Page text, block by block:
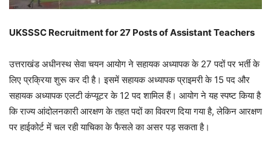
UKSSSC Recruitment for 27 Posts of Assistant Teachers
उत्तराखंड अधीनस्थ सेवा चयन आयोग ने सहायक अध्यापक के 27 पदों पर भर्ती के
लिए प्रक्रिया शुरू कर दी है। इसमें सहायक अध्यापक प्राइमरी के 15 पद और
सहायक अध्यापक एलटी कंप्यूटर के 12 पद शामिल हैं। आयोग ने यह स्पष्ट किया है
कि राज्य आंदोलनकारी आरक्षण के तहत पदों का विवरण दिया गया है, लेकिन आरक्षण
पर हाईकोर्ट में चल रही याचिका के फैसले का असर पड़ सकता है।